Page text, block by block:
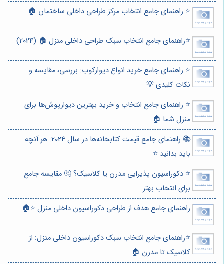
⭐️ راهنمای جامع انتخاب مرکز طراحی داخلی ساختمان 🏠
⭐️راهنمای جامع انتخاب سبک طراحی داخلی منزل 🏠 (2024)
⭐️ راهنمای جامع خرید انواع دیوارکوب: بررسی، مقایسه و
نکات کلیدی 💡
⭐️ راهنمای جامع انتخاب و خرید بهترین دیوارپوش‌ها برای
منزل شما 🏠
📚 راهنمای جامع قیمت کتابخانه‌ها در سال 2024: هر آنچه
باید بدانید ⭐️
⭐️ دکوراسیون پذیرایی مدرن یا کلاسیک؟ 🤔 مقایسه جامع
برای انتخاب بهتر
راهنمای جامع هدف از طراحی دکوراسیون داخلی منزل ⭐️🏠
⭐️راهنمای جامع انتخاب سبک دکوراسیون داخلی منزل: از
کلاسیک تا مدرن 🏠